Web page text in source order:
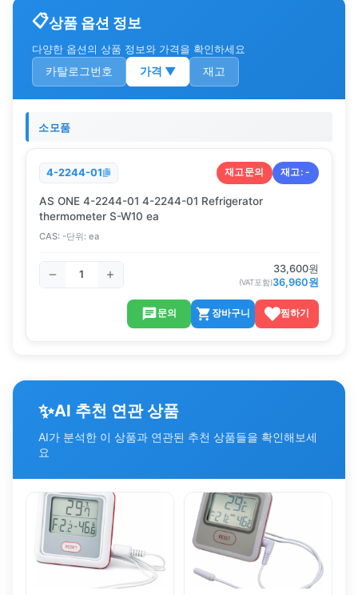
상품 옵션 정보
다양한 옵션의 상품 정보와 가격을 확인하세요
카탈로그번호 가격 ▼ 재고
소모품
4-2244-01 재고문의 재고:-
AS ONE 4-2244-01 4-2244-01 Refrigerator
thermometer S-W10 ea
CAS: -단위: ea
33,600원
(VAT포함)36,960원
문의 장바구니 찜하기
✨AI 추천 연관 상품
AI가 분석한 이 상품과 연관된 추천 상품들을 확인해보세
요